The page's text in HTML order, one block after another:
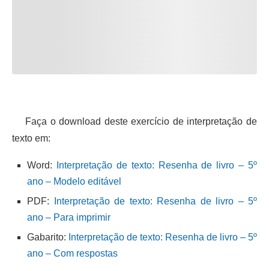
Faça o download deste exercício de interpretação de
texto em:
Word: Interpretação de texto: Resenha de livro – 5º
ano – Modelo editável
PDF:
Interpretação de texto: Resenha de livro – 5º
ano – Para imprimir
Gabarito: Interpretação de texto: Resenha de livro – 5º
ano – Com respostas